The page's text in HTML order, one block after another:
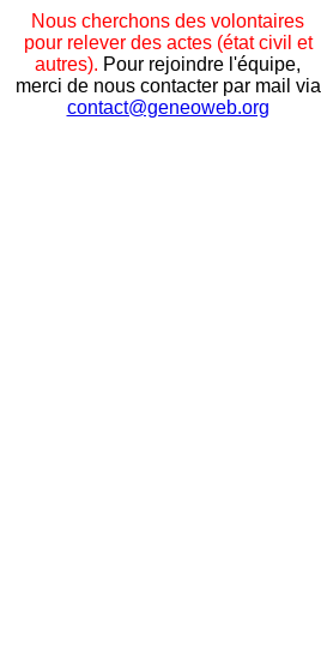
Nous cherchons des volontaires
pour relever des actes (état civil et
autres). Pour rejoindre l'équipe,
merci de nous contacter par mail via
contact@geneoweb.org